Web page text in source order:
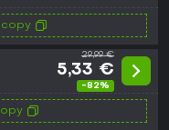
copy
29,99 €
5,33 €
-82%